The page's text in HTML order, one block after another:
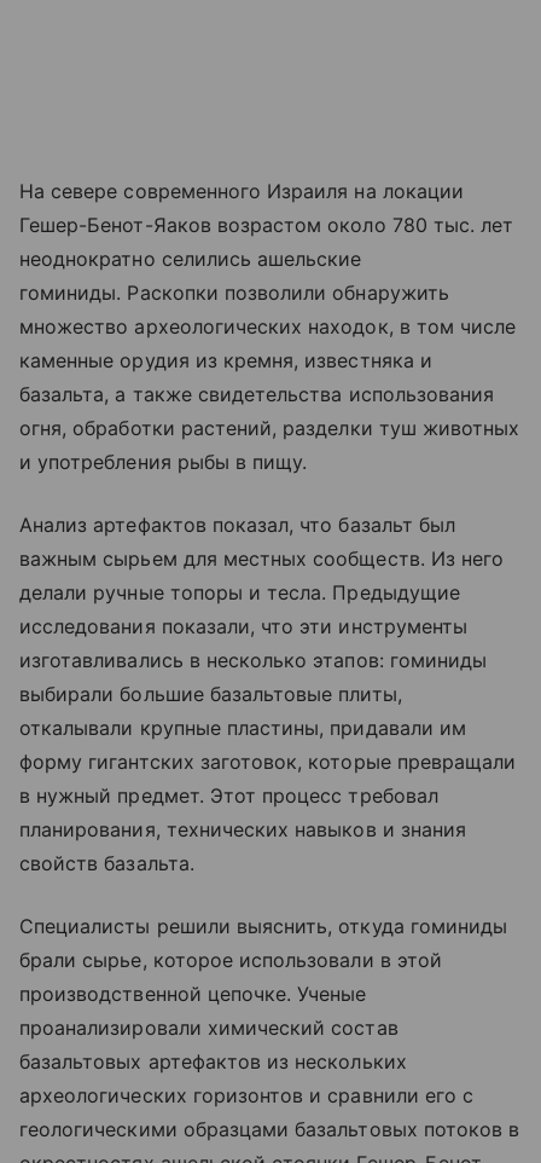
На севере современного Израиля на локации
Гешер-Бенот-Яаков возрастом около 780 тыс. лет
неоднократно селились ашельские
гоминиды. Раскопки позволили обнаружить
множество археологических находок, в том числе
каменные орудия из кремня, известняка и
базальта, а также свидетельства использования
огня, обработки растений, разделки туш животных
и употребления рыбы в пищу.
Анализ артефактов показал, что базальт был
важным сырьем для местных сообществ. Из него
делали ручные топоры и тесла. Предыдущие
исследования показали, что эти инструменты
изготавливались в несколько этапов: гоминиды
выбирали большие базальтовые плиты,
откалывали крупные пластины, придавали им
форму гигантских заготовок, которые превращали
в нужный предмет. Этот процесс требовал
планирования, технических навыков и знания
свойств базальта.
Специалисты решили выяснить, откуда гоминиды
брали сырье, которое использовали в этой
производственной цепочке. Ученые
проанализировали химический состав
базальтовых артефактов из нескольких
археологических горизонтов и сравнили его с
геологическими образцами базальтовых потоков в